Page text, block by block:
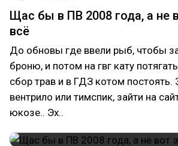
Щас бы в ПВ 2008 года, а не
всё
До обновы где ввели рыб, чтобы
броню, и потом на гвг кату
сбор трав и в ГДЗ котом постоять.
вентрило или тимспик, зайти на
юкозе.. Эх..